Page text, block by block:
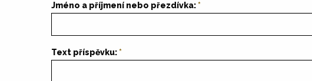
Jméno a příjmení nebo přezdívka:
Text příspěvku: